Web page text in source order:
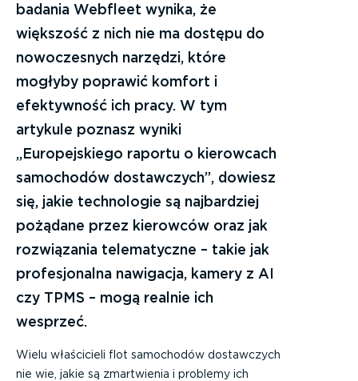
badania Webfleet wynika, że
większość z nich nie ma dostępu do
nowoczesnych narzędzi, które
mogłyby poprawić komfort i
efektywność ich pracy. W tym
artykule poznasz wyniki
„Europejskiego raportu o kierowcach
samochodów dostawczych”, dowiesz
się, jakie technologie są najbardziej
pożądane przez kierowców oraz jak
rozwiązania telematyczne – takie jak
profesjonalna nawigacja, kamery z AI
czy TPMS – mogą realnie ich
wesprzeć.
Wielu właścicieli flot samochodów dostawczych
nie wie, jakie są zmartwienia i problemy ich